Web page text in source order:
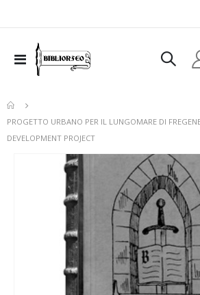
Toggle
Nav
PROGETTO URBANO PER IL LUNGOMARE DI
DEVELOPMENT PROJECT